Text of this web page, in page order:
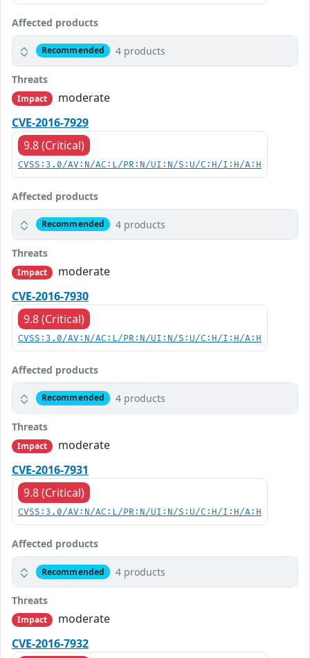
Affected products
Recommended 4 products
Threats
Impact
moderate
CVE-2016-7929
9.8 (Critical)
CVSS:3.0/AV:N/AC:L/PR:N/UI:N/S:U/C:H/I:H/A:H
Affected products
Recommended 4 products
Threats
Impact
moderate
CVE-2016-7930
9.8 (Critical)
CVSS:3.0/AV:N/AC:L/PR:N/UI:N/S:U/C:H/I:H/A:H
Affected products
Recommended 4 products
Threats
Impact
moderate
CVE-2016-7931
9.8 (Critical)
CVSS:3.0/AV:N/AC:L/PR:N/UI:N/S:U/C:H/I:H/A:H
Affected products
Recommended 4 products
Threats
Impact
moderate
CVE-2016-7932